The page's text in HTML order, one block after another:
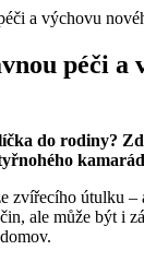
péči a
do rodiny?
zvířecího útulku –
ale může být i